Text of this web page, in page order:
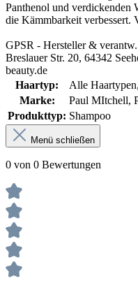
Panthenol und verdickenden
die Kämmbarkeit verbessert.
GPSR - Hersteller &
Breslauer Str. 20, 64342
beauty.de
Haartyp:
Alle Haartypen
Marke:
Paul MItchell,
Produkttyp: Shampoo
Menü schließen
0 von 0 Bewertungen